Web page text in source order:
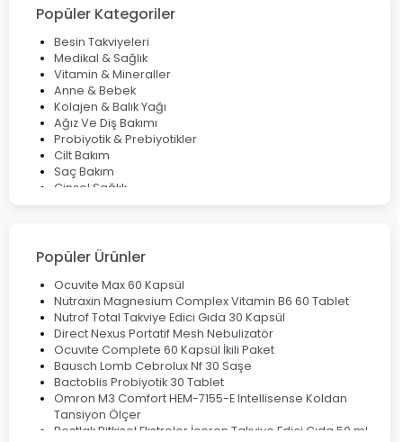
Çözüm Yolları
Bocavirüs Enfeksiyonu Hakkında Bilmeniz Gerekenler
Deep Flex Topraklama Matı Nedir? Detaylı Rehber
Mumiyo Nedir? Faydaları ve Kullanım Alanları Nelerdir?
Popüler Kategoriler
Besin Takviyeleri
Medikal & Sağlık
Vitamin & Mineraller
Anne & Bebek
Kolajen & Balık Yağı
Ağız Ve Diş Bakımı
Probiyotik & Prebiyotikler
Cilt Bakım
Saç Bakım
Cinsel Sağlık
Popüler Ürünler
Ocuvite Max 60 Kapsül
Nutraxin Magnesium Complex Vitamin B6 60 Tablet
Nutrof Total Takviye Edici Gıda 30 Kapsül
Direct Nexus Portatif Mesh Nebulizatör
Ocuvite Complete 60 Kapsül İkili Paket
Bausch Lomb Cebrolux Nf 30 Saşe
Bactoblis Probiyotik 30 Tablet
Omron M3 Comfort HEM-7155-E Intellisense Koldan
Tansiyon Ölçer
Bestlak Bitkisel Ekstreler İçeren Takviye Edici Gıda 50 ml